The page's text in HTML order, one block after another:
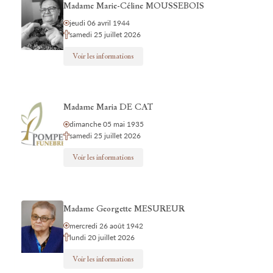
Madame Marie-Céline MOUSSEBOIS
jeudi 06 avril 1944
samedi 25 juillet 2026
Voir les informations
Madame Maria DE CAT
dimanche 05 mai 1935
samedi 25 juillet 2026
Voir les informations
Madame Georgette MESUREUR
mercredi 26 août 1942
lundi 20 juillet 2026
Voir les informations